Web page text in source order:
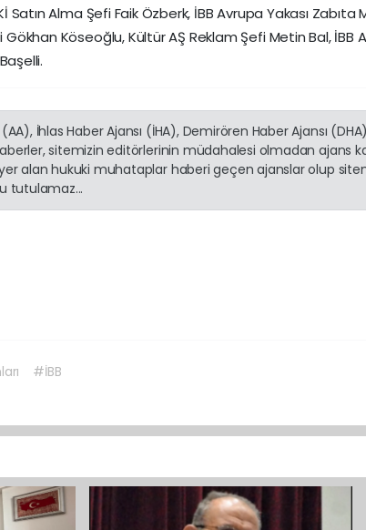
Satın Alma Şefi Faik Özberk, İBB Avrupa Yakası
Gökhan Köseoğlu, Kültür AŞ Reklam Şefi Metin Bal, İBB
İhlas Haber Ajansı (İHA), Demirören Haber Ajansı
sitemizin editörlerinin müdahalesi olmadan ajans
alan hukuki muhataplar haberi geçen ajanslar olup
tutulamaz...
#İBB